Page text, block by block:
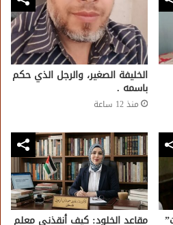
الخليفة الصغير، والرجل الذي حكم
باسمه .
منذ 12 ساعة
مقاعد الخلود: كيف أنقذني معلم